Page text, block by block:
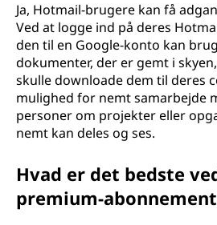
Ja, Hotmail-brugere kan få
Ved at logge ind på deres
den til en Google-konto kan
dokumenter, der er gemt i
skulle downloade dem til deres
mulighed for nemt samarbejde
personer om projekter eller
nemt kan deles og ses.
Hvad er det bedste
premium-